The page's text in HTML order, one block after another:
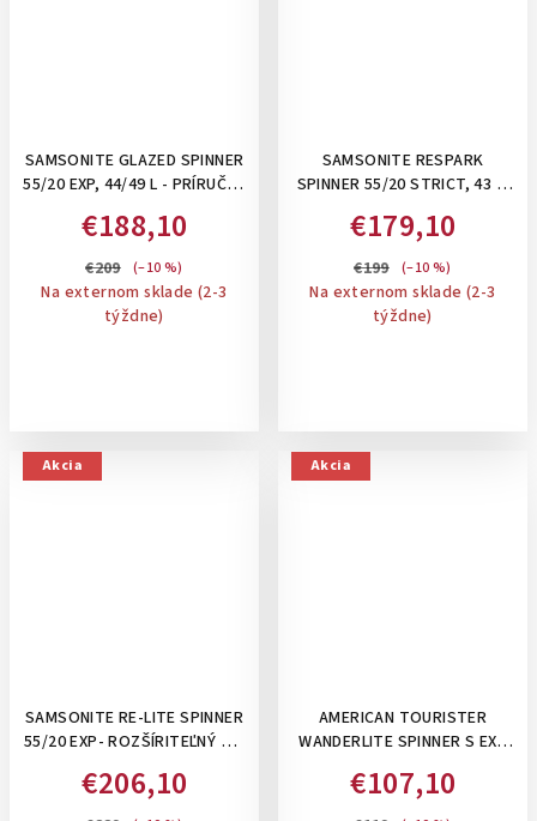
SAMSONITE GLAZED SPINNER
55/20 EXP, 44/49 L - PRÍRUČNÝ
NOTEBOOK, ROZŠÍRITEĽNÝ:
LIME PUNCH
€188,10
€209 (–10 %)
Na externom sklade (2-3
týždne)
SAMSONITE RESPARK
SPINNER 55/20 STRICT, 43 L-
BLUE
€179,10
€199 (–10 %)
Na externom sklade (2-3
týždne)
Akcia
SAMSONITE RE-LITE SPINNER
55/20 EXP- ROZŠÍRITEĽNÝ 39-
BALIACE KOCKY A
PERSONIFIKAČNÉ NÁLEPKY V
€206,10
Akcia
AMERICAN TOURISTER
WANDERLITE SPINNER S EXP
ROZŠÍRITEĽNÝ NA 49,5 L:
DARK NAVY
€107,10